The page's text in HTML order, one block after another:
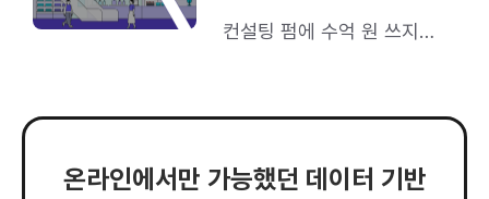
컨설팅 펌에 수억 원 쓰지
온라인에서만 가능했던 데이터 기반